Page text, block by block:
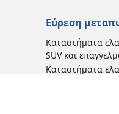
Εύρεση
Καταστήματα
SUV και
Καταστήματα